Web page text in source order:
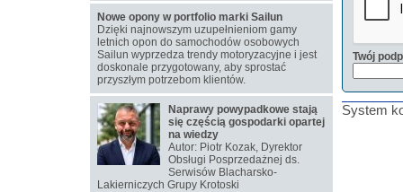
Twój
System
Nowe opony w portfolio marki Sailun
Dzięki najnowszym uzupełnieniom gamy
letnich opon do samochodów osobowych
Sailun wyprzedza trendy motoryzacyjne i jest
doskonale przygotowany, aby sprostać
przyszłym potrzebom klientów.
Naprawy powypadkowe stają
się częścią gospodarki opartej
na wiedzy
Autor: Piotr Kozak, Dyrektor
Obsługi Posprzedażnej ds.
Serwisów Blacharsko-
Lakierniczych Grupy Krotoski